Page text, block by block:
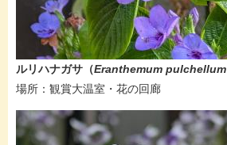
ルリハナガサ（Eranthemum pulchellum​
​場所：観賞大温室・花の回廊